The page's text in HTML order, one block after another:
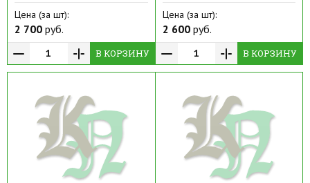
Цена (за шт):
2 700 руб.
В КОРЗИНУ
Цена (за шт):
2 600руб.
В КОРЗИНУ